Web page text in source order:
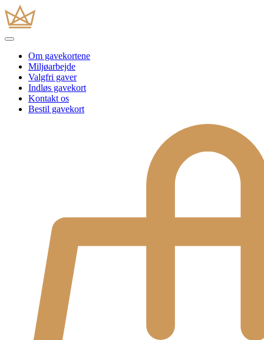
Om gavekortene
Miljøarbejde
Valgfri gaver
Indløs gavekort
Kontakt os
Bestil gavekort